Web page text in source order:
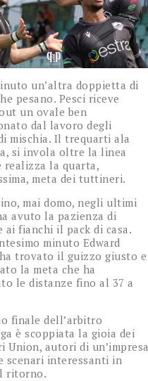
un’altra doppietta di
pesano. Pesci riceve
un ovale ben
dal lavoro degli
mischia. Il trequarti ala
si invola oltre la linea
realizza la quarta,
meta dei tuttineri.
mai domo, negli ultimi
avuto la pazienza di
ai fianchi il pack di casa.
minuto Edward
trovato il guizzo giusto e
la meta che ha
le distanze fino al 37 a
finale dell’arbitro
è scoppiata la gioia dei
Union, autori di un’impresa
scenari interessanti in
ritorno.